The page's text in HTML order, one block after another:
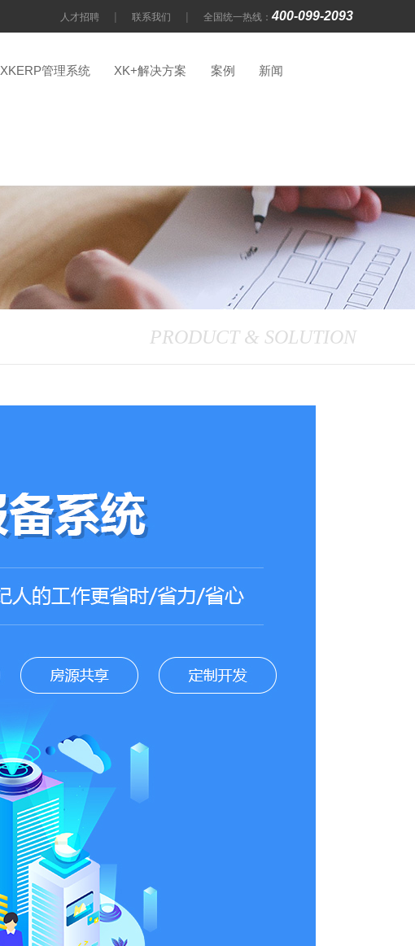
人才招聘 | 联系我们 | 全国统一热线：400-099-2093
XKERP管理系统 XK+解决方案 案例 新闻
PRODUCT & SOLUTION